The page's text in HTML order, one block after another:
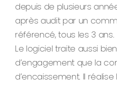
depuis de plusieurs
après audit par un
référencé, tous les 3 ans.
Le logiciel traite aussi
d’engagement que la
d’encaissement. Il